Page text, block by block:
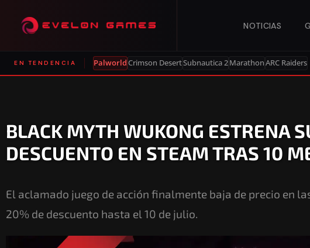
NOTICIAS
EN TENDENCIA PalworldCrimson DesertSubnautica 2MarathonARC Raiders
BLACK MYTH WUKONG ESTRENA
DESCUENTO EN STEAM TRAS 10
El aclamado juego de acción finalmente baja de precio en
20% de descuento hasta el 10 de julio.